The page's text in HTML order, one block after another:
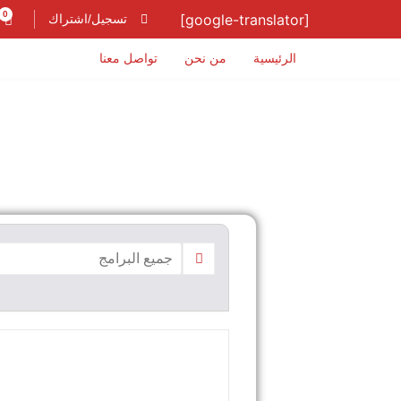
[google-translator] تسجيل/اشتراك 0
الرئيسية من نحن تواصل معنا